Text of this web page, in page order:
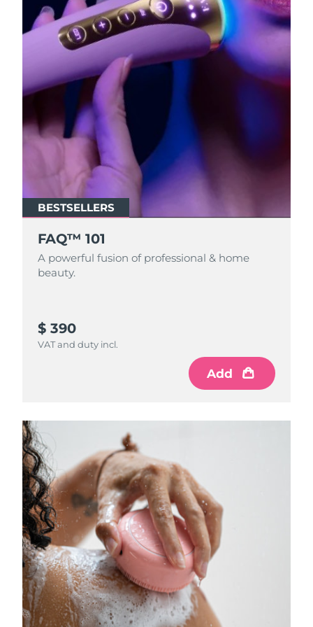
BESTSELLERS
FAQ™ 101
A powerful fusion of professional & home
beauty.
$ 390
VAT and duty incl.
Add